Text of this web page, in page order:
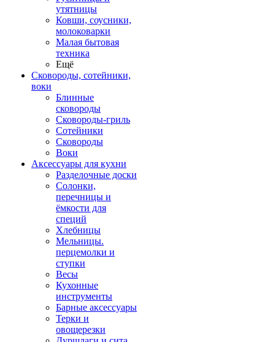
утятницы
Ковши, соусники,
молоковарки
Малая бытовая
техника
Ещё
Сковороды, сотейники,
воки
Блинные
сковороды
Сковороды-гриль
Сотейники
Сковороды
Воки
Аксессуары для кухни
Разделочные доски
Солонки,
перечницы и
ёмкости для
специй
Хлебницы
Мельницы.
перцемолки и
ступки
Весы
Кухонные
инструменты
Барные аксессуары
Терки и
овощерезки